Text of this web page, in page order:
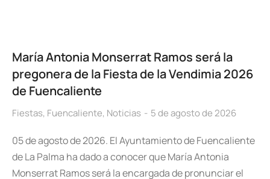
María Antonia Monserrat Ramos será la
pregonera de la Fiesta de la Vendimia 2026
de Fuencaliente
Fiestas, Fuencaliente, Noticias 5 de agosto de 2026
05 de agosto de 2026. El Ayuntamiento de Fuencaliente
de La Palma ha dado a conocer que María Antonia
Monserrat Ramos será la encargada de pronunciar el